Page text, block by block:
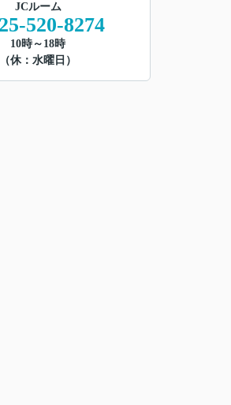
JCルーム
520-8274
10時～18時
（休：水曜日）